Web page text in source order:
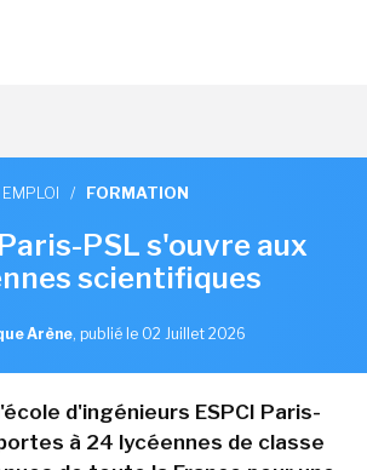
EMPLOI / FORMATION
PSL s'ouvre aux
scientifiques
Arène, publié le 02 Juillet 2026
d'ingénieurs ESPCI Paris-
à 24 lycéennes de classe